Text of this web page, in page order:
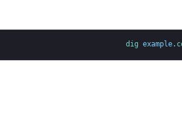
dig example.